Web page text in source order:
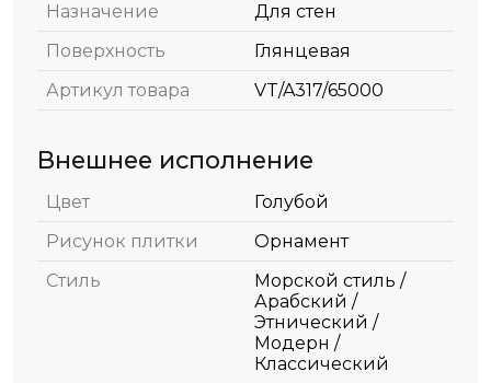
Назначение
Для стен
Поверхность
Глянцевая
Артикул товара
VT/A317/65000
Внешнее исполнение
Цвет
Голубой
Рисунок плитки
Орнамент
Стиль
Морской стиль /
Арабский /
Этнический /
Модерн /
Классический